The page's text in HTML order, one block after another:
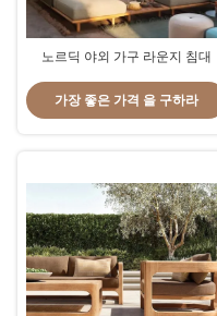
노르딕 야외 가구 라운지 침대
가장 좋은 가격 을 구하라